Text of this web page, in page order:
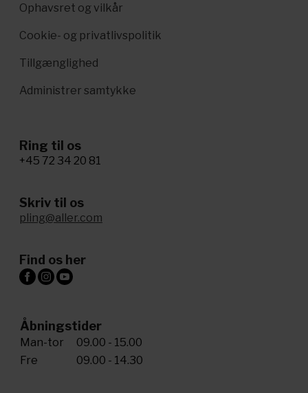
Ophavsret og vilkår
Cookie- og privatlivspolitik
Tillgænglighed
Administrer samtykke
Ring til os
+45 72 34 20 81
Skriv til os
pling@aller.com
Find os her
Åbningstider
Man-tor
09.00 - 15.00
Fre
09.00 - 14.30